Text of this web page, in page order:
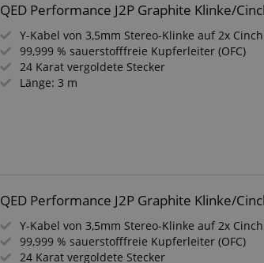
QED Performance J2P Graphite Klinke/
Y-Kabel von 3,5mm Stereo-Klinke auf 2x Cinch
99,999 % sauerstofffreie Kupferleiter (OFC)
24 Karat vergoldete Stecker
Länge: 3 m
QED Performance J2P Graphite Klinke/
Y-Kabel von 3,5mm Stereo-Klinke auf 2x Cinch
99,999 % sauerstofffreie Kupferleiter (OFC)
24 Karat vergoldete Stecker